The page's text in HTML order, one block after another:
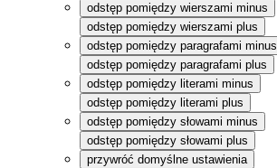
odstęp pomiędzy wierszami minus
odstęp pomiędzy wierszami plus
odstęp pomiędzy paragrafami minus
odstęp pomiędzy paragrafami plus
odstęp pomiędzy literami minus
odstęp pomiędzy literami plus
odstęp pomiędzy słowami minus
odstęp pomiędzy słowami plus
przywróć domyślne ustawienia